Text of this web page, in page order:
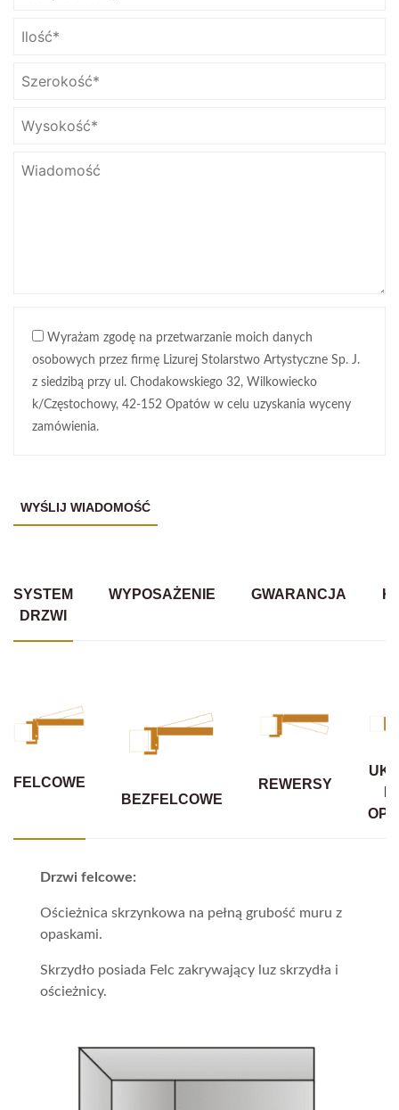
Wyrażam zgodę na przetwarzanie moich danych
osobowych przez firmę Lizurej Stolarstwo Artystyczne Sp. J.
z siedzibą przy ul. Chodakowskiego 32, Wilkowiecko
k/Częstochowy, 42-152 Opatów w celu uzyskania wyceny
zamówienia.
SYSTEM
DRZWI
WYPOSAŻENIE GWARANCJA
FELCOWE
BEZFELCOWE
REWERSY
Drzwi felcowe:
Ościeżnica skrzynkowa na pełną grubość muru z
opaskami.
Skrzydło posiada Felc zakrywający luz skrzydła i
ościeżnicy.